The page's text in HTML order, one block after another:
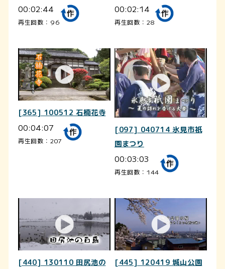
00:02:44
再生回数：96
00:02:14
再生回数：28
[365] 100512 石楠花寺
00:04:07
再生回数：207
[097] 040714 氷見市祇
園まつり
00:03:03
再生回数：144
[440] 130110 田尻池の
[445] 120419 城山公園